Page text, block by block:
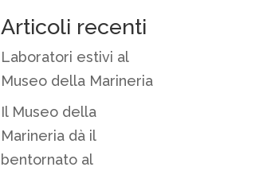
Articoli recenti
Laboratori estivi al
Museo della Marineria
Il Museo della
Marineria dà il
bentornato al